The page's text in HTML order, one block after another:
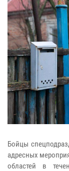
Бойцы
адресных
областей в